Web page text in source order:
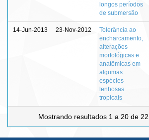
longos períodos
de submersão
14-Jun-2013 23-Nov-2012
Tolerância ao
encharcamento,
alterações
morfológicas e
anatômicas em
algumas
espécies
lenhosas
tropicais
Mostrando resultados 1 a 20 de 22